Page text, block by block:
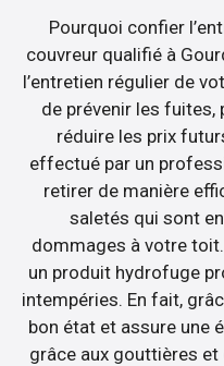
Pourquoi confier
couvreur qualifié à
l’entretien régulier de
de prévenir les fuites,
réduire les prix
effectué par un
retirer de manière
saletés qui sont
dommages à votre
un produit hydrofuge
intempéries. En fait,
bon état et assure une
grâce aux gouttières et